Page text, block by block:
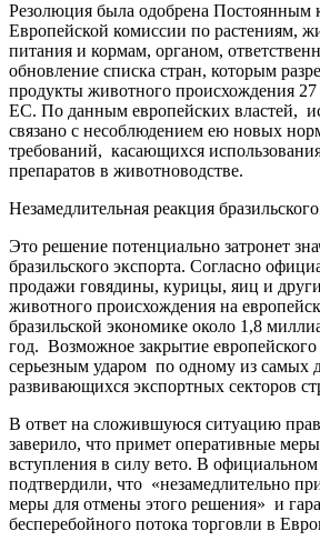
Резолюция была одобрена Постоянным
Европейской комиссии по растениям,
питания и кормам, органом,
обновление списка стран, которым
продукты животного происхождения 27
ЕС. По данным европейских властей,
связано с несоблюдением ею новых
требований, касающихся
препаратов в животноводстве.
Незамедлительная реакция
Это решение потенциально затронет
бразильского экспорта. Согласно
продажи говядины, курицы, яиц и
животного происхождения на
бразильской экономике около 1,8
год. Возможное закрытие европейского
серьезным ударом по одному из самых
развивающихся экспортных секторов
В ответ на сложившуюся ситуацию
заверило, что примет оперативные
вступления в силу вето. В официальном
подтвердили, что «незамедлительно
меры для отмены этого решения» и
бесперебойного потока торговли в